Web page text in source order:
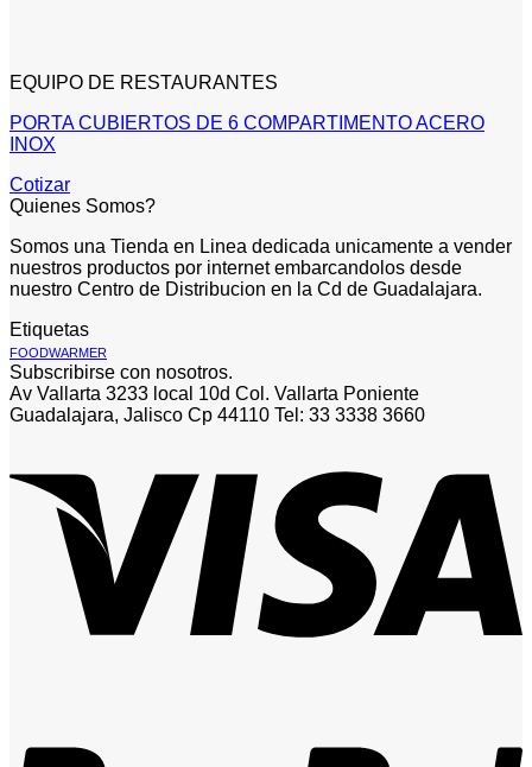
EQUIPO DE RESTAURANTES
PORTA CUBIERTOS DE 6 COMPARTIMENTO ACERO
INOX
Cotizar
Quienes Somos?
Somos una Tienda en Linea dedicada unicamente a vender
nuestros productos por internet embarcandolos desde
nuestro Centro de Distribucion en la Cd de Guadalajara.
Etiquetas
FOODWARMER
Subscribirse con nosotros.
Av Vallarta 3233 local 10d Col. Vallarta Poniente
Guadalajara, Jalisco Cp 44110 Tel: 33 3338 3660